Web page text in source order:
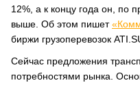
12%, а к концу года он, по
выше. Об этом пишет
биржи грузоперевозок
Сейчас предложения
потребностями рынка.